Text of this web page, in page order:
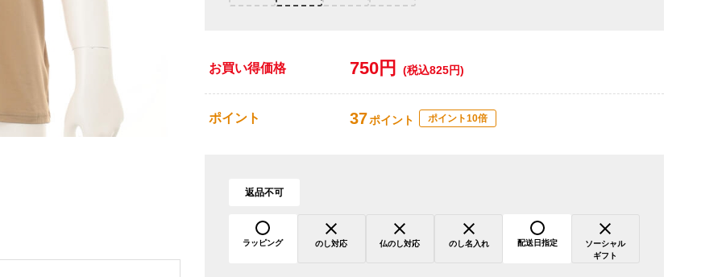
お買い得価格 750円 (税込825円)
ポイント 37ポイント ポイント10倍
返品不可
ラッピング のし対応 仏のし対応 のし名入れ 配送日指定
ソーシャル
ギフト